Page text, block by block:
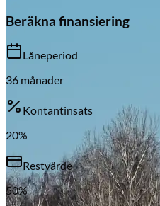
Beräkna finansiering
Låneperiod
36 månader
Kontantinsats
20%
Restvärde
50%